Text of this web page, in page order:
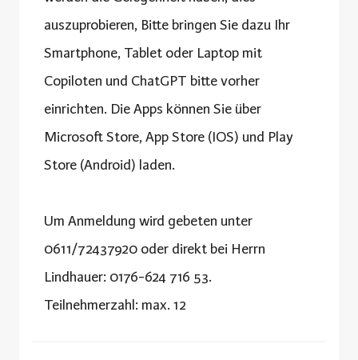
auszuprobieren, Bitte bringen Sie dazu Ihr
Smartphone, Tablet oder Laptop mit
Copiloten und ChatGPT bitte vorher
einrichten. Die Apps können Sie über
Microsoft Store, App Store (IOS) und Play
Store (Android) laden.
Um Anmeldung wird gebeten unter
0611/72437920 oder direkt bei Herrn
Lindhauer: 0176-624 716 53.
Teilnehmerzahl: max. 12